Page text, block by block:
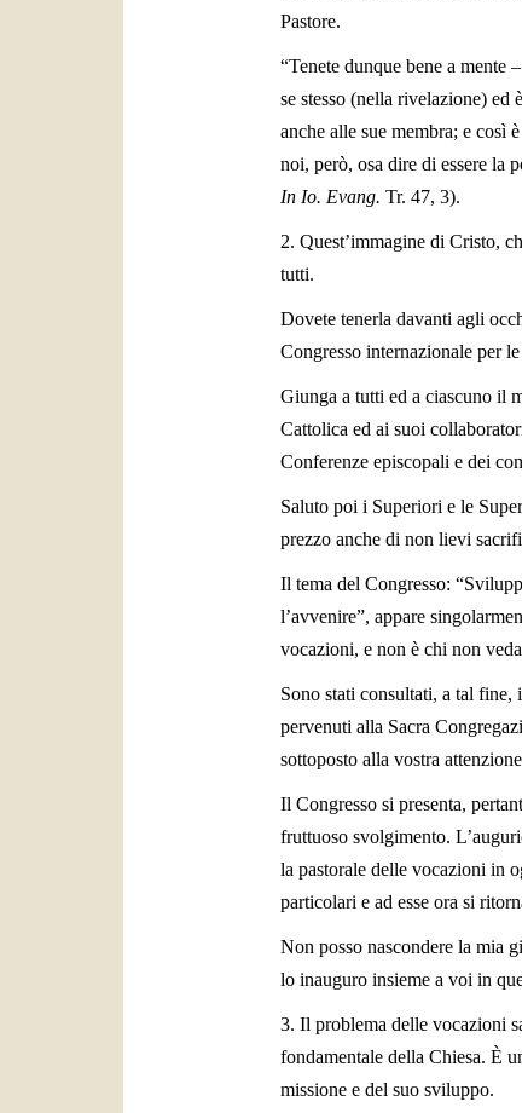
Pastore.
“Tenete dunque bene a mente
se stesso (nella rivelazione) ed
anche alle sue membra; e così
noi, però, osa dire di essere la
In Io. Evang. Tr. 47, 3).
2. Quest’immagine di Cristo,
tutti.
Dovete tenerla davanti agli
Congresso internazionale per
Giunga a tutti ed a ciascuno il
Cattolica ed ai suoi
Conferenze episcopali e dei
Saluto poi i Superiori e le
prezzo anche di non lievi
Il tema del Congresso:
l’avvenire”, appare
vocazioni, e non è chi non
Sono stati consultati, a tal
pervenuti alla Sacra
sottoposto alla vostra
Il Congresso si presenta,
fruttuoso svolgimento.
la pastorale delle vocazioni in
particolari e ad esse ora si
Non posso nascondere la mia
lo inauguro insieme a voi in
3. Il problema delle vocazioni
fondamentale della Chiesa. È
missione e del suo sviluppo.